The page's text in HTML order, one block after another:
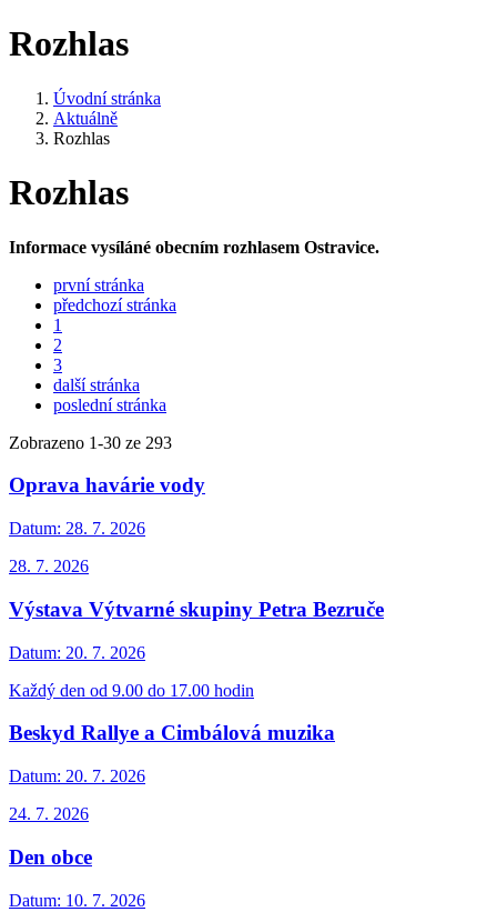
Rozhlas
Úvodní stránka
Aktuálně
Rozhlas
Rozhlas
Informace vysíláné obecním rozhlasem Ostravice.
první stránka
předchozí stránka
1
2
3
další stránka
poslední stránka
Zobrazeno 1-30 ze 293
Oprava havárie vody
Datum: 28. 7. 2026
28. 7. 2026
Výstava Výtvarné skupiny Petra Bezruče
Datum: 20. 7. 2026
Každý den od 9.00 do 17.00 hodin
Beskyd Rallye a Cimbálová muzika
Datum: 20. 7. 2026
24. 7. 2026
Den obce
Datum: 10. 7. 2026